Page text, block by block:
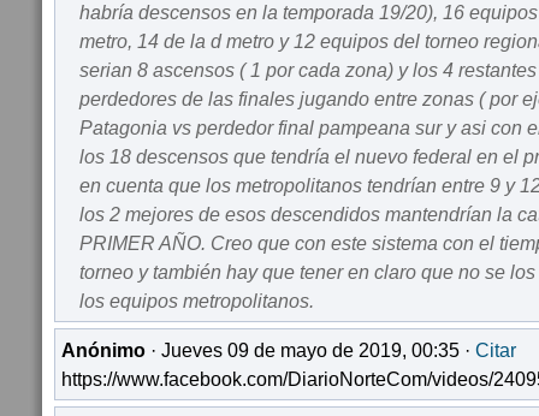
habría descensos en la temporada 19/20), 16
metro, 14 de la d metro y 12 equipos del torneo
serian 8 ascensos ( 1 por cada zona) y los 4
perdedores de las finales jugando entre zonas ( por
Patagonia vs perdedor final pampeana sur y asi con
los 18 descensos que tendría el nuevo federal en el
en cuenta que los metropolitanos tendrían entre 9 y
los 2 mejores de esos descendidos mantendrían la
PRIMER AÑO. Creo que con este sistema con el
torneo y también hay que tener en claro que no se
los equipos metropolitanos.
Anónimo · Jueves 09 de mayo de 2019, 00:35 · Citar
https://www.facebook.com/DiarioNorteCom/videos/